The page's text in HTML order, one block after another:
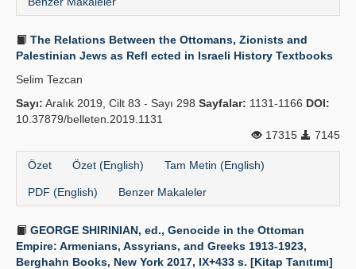
The Relations Between the Ottomans, Zionists and
Palestinian Jews as Refl ected in Israeli History Textbooks
Selim Tezcan
Sayı: Aralık 2019, Cilt 83 - Sayı 298 Sayfalar: 1131-1166 DOI:
10.37879/belleten.2019.1131
17315
7145
Özet Özet (English) Tam Metin (English)
PDF (English) Benzer Makaleler
GEORGE SHIRINIAN, ed., Genocide in the Ottoman
Empire: Armenians, Assyrians, and Greeks 1913-1923,
Berghahn Books, New York 2017, IX+433 s. [Kitap Tanıtımı]